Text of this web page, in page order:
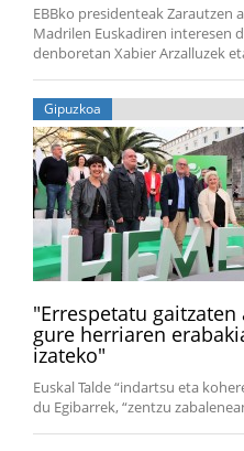
EBBko presidenteak Zarautzen
Madrilen Euskadiren interesen
denboretan Xabier Arzalluzek
Gipuzkoa
"Errespetatu
gure herriaren
izateko"
Euskal Talde “indartsu eta
du Egibarrek, “zentzu